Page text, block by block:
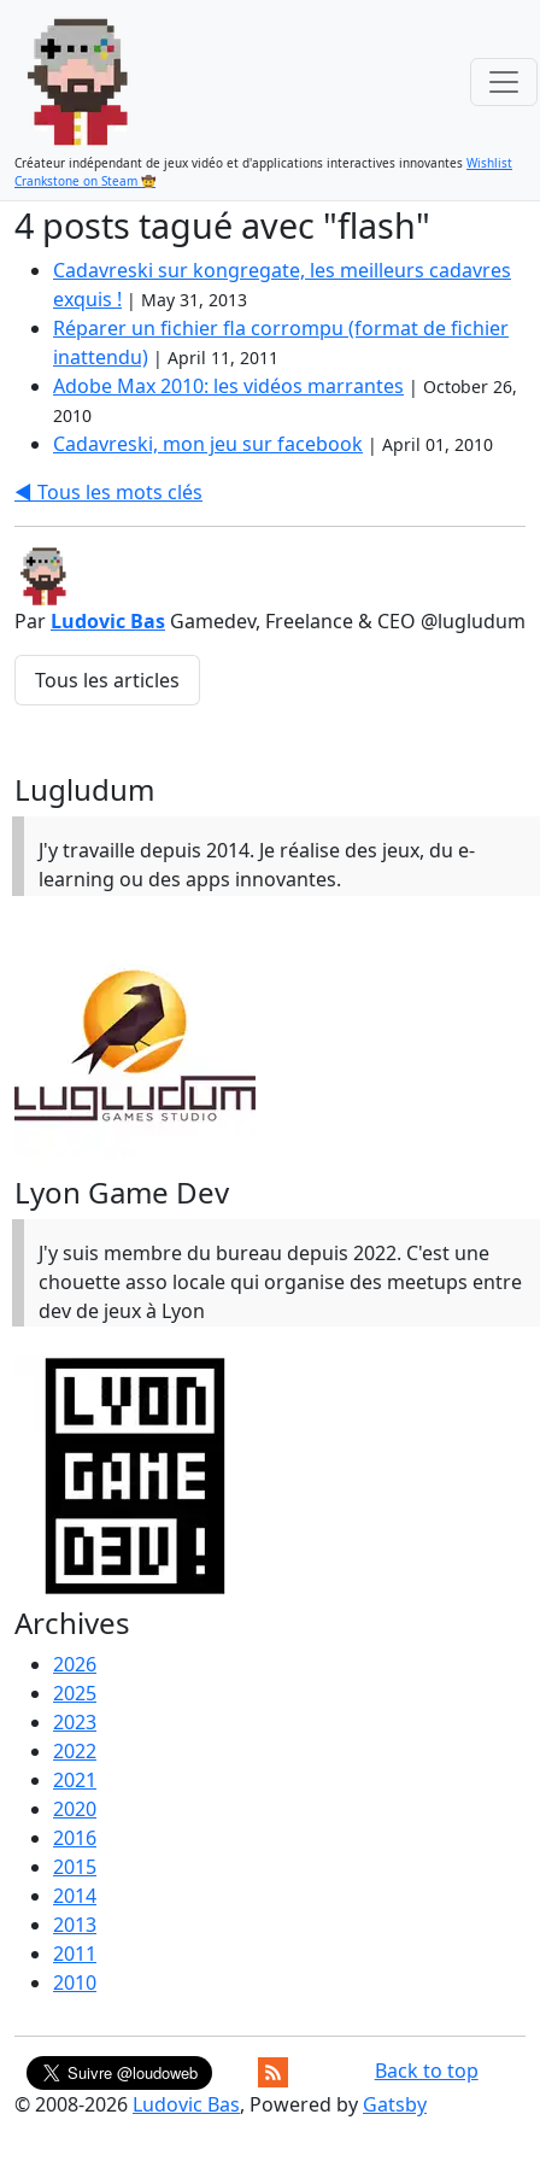
Créateur indépendant de jeux vidéo et d'applications interactives innovantes Wishlist
Crankstone on Steam 🤠
4 posts tagué avec "flash"
Cadavreski sur kongregate, les meilleurs cadavres
exquis ! | May 31, 2013
Réparer un fichier fla corrompu (format de fichier
inattendu) | April 11, 2011
Adobe Max 2010: les vidéos marrantes | October 26,
2010
Cadavreski, mon jeu sur facebook | April 01, 2010
◀️ Tous les mots clés
Par Ludovic Bas Gamedev, Freelance & CEO @lugludum
Tous les articles
Lugludum
J'y travaille depuis 2014. Je réalise des jeux, du e-
learning ou des apps innovantes.
Lyon Game Dev
J'y suis membre du bureau depuis 2022. C'est une
chouette asso locale qui organise des meetups entre
dev de jeux à Lyon
Archives
2026
2025
2023
2022
2021
2020
2016
2015
2014
2013
2011
2010
© 2008-2026 Ludovic Bas, Powered by Gatsby
Back to top